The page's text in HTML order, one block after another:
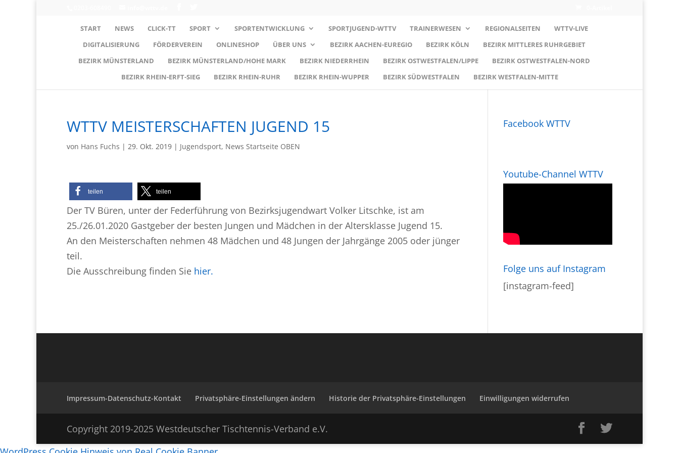
START NEWS CLICK-TT SPORT SPORTENTWICKLUNG SPORTJUGEND-WTTV TRAINERWESEN REGIONALSEITEN
WTTV-LIVE
DIGITALISIERUNG
FÖRDERVEREIN ONLINESHOP ÜBER UNS BEZIRK AACHEN-EUREGIO BEZIRK KÖLN
BEZIRK MITTLERES RUHRGEBIET
BEZIRK MÜNSTERLAND
BEZIRK MÜNSTERLAND/HOHE MARK BEZIRK NIEDERRHEIN BEZIRK OSTWESTFALEN/LIPPE
BEZIRK OSTWESTFALEN-NORD
BEZIRK RHEIN-ERFT-SIEG
BEZIRK RHEIN-RUHR BEZIRK RHEIN-WUPPER BEZIRK SÜDWESTFALEN BEZIRK WESTFALEN-MITTE
WTTV MEISTERSCHAFTEN JUGEND 15
von Hans Fuchs | 29. Okt. 2019 | Jugendsport, News Startseite OBEN
teilen teilen
Der TV Büren, unter der Federführung von Bezirksjugendwart Volker Litschke, ist am
25./26.01.2020 Gastgeber der besten Jungen und Mädchen in der Altersklasse Jugend 15.
An den Meisterschaften nehmen 48 Mädchen und 48 Jungen der Jahrgänge 2005 oder jünger
teil.
Die Ausschreibung finden Sie hier.
Facebook WTTV
Youtube-Channel WTTV
Folge uns auf Instagram
[instagram-feed]
Impressum-Datenschutz-Kontakt Privatsphäre-Einstellungen ändern Historie der Privatsphäre-Einstellungen Einwilligungen widerrufen
Copyright 2019-2025 Westdeutscher Tischtennis-Verband e.V.